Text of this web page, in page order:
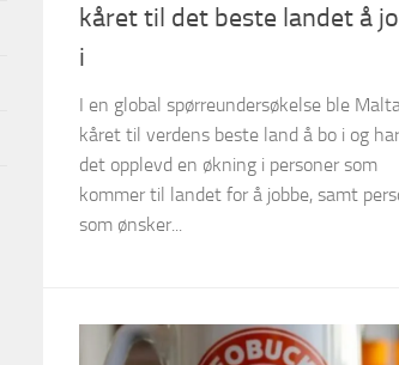
kåret til det beste landet å
i
I en global spørreundersøkelse ble Malta
kåret til verdens beste land å bo i og
det opplevd en økning i personer som
kommer til landet for å jobbe, samt
som ønsker...